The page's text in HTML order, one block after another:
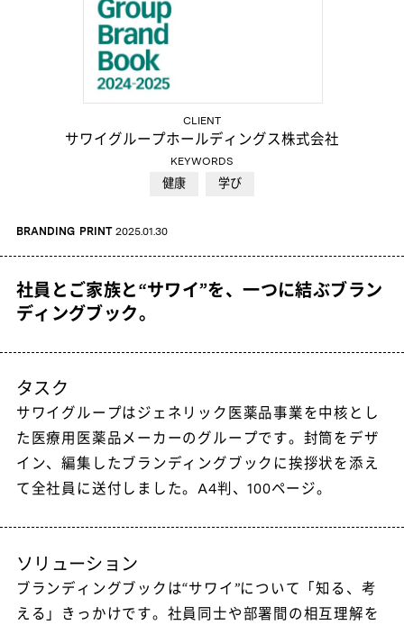
CLIENT
サワイグループホールディングス株式会社
KEYWORDS
健康 学び
BRANDING PRINT 2025.01.30
社員とご家族と“サワイ”を、一つに結ぶブラン
ディングブック。
タスク
サワイグループはジェネリック医薬品事業を中核とし
た医療用医薬品メーカーのグループです。封筒をデザ
イン、編集したブランディングブックに挨拶状を添え
て全社員に送付しました。A4判、100ページ。
ソリューション
ブランディングブックは“サワイ”について「知る、考
える」きっかけです。社員同士や部署間の相互理解を